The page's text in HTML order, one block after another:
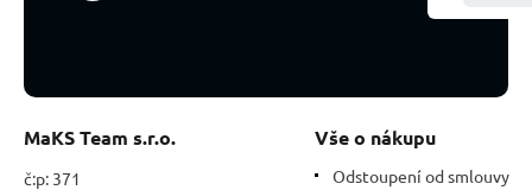
MaKS Team s.r.o.
č:p: 371
Vše o nákupu
Odstoupení od smlouvy